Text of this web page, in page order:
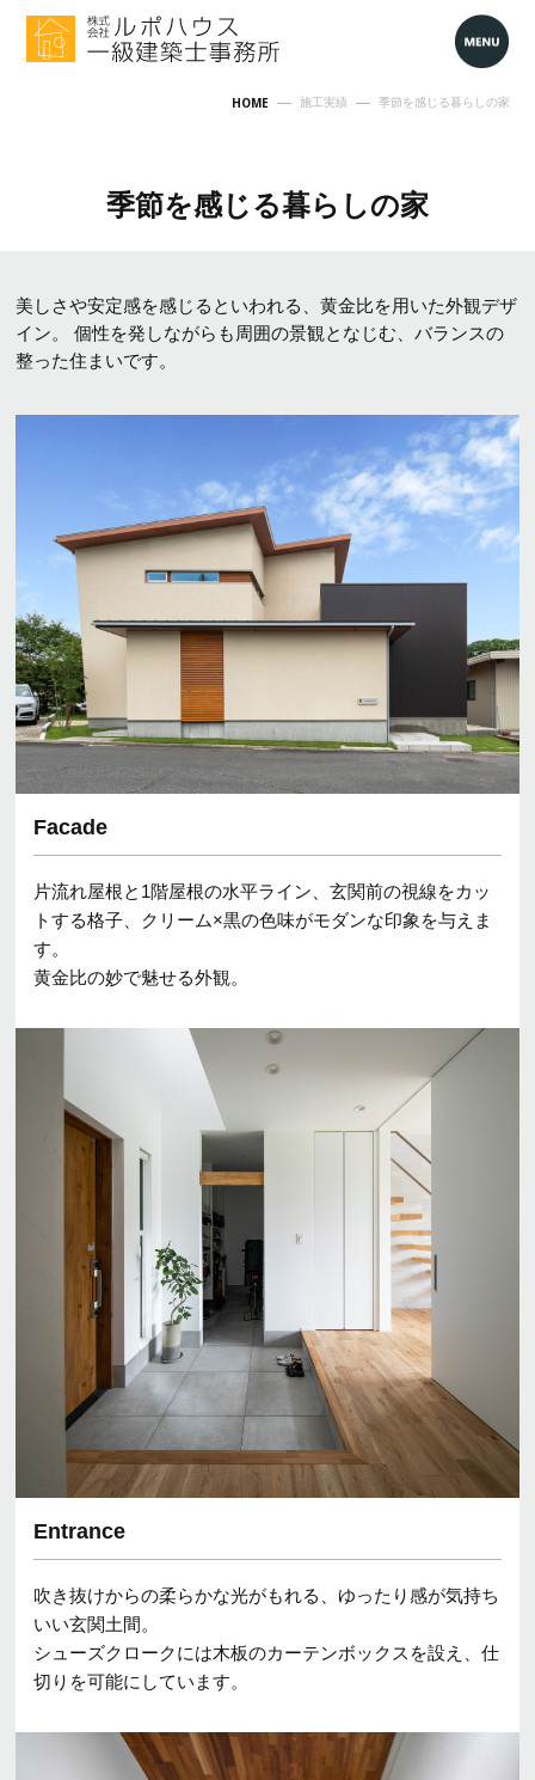
HOME 施工実績 季節を感じる暮らしの家
季節を感じる暮らしの家
美しさや安定感を感じるといわれる、黄金比を用いた外観デザ
イン。 個性を発しながらも周囲の景観となじむ、バランスの
整った住まいです。
Facade
片流れ屋根と1階屋根の水平ライン、玄関前の視線をカッ
トする格子、クリーム×黒の色味がモダンな印象を与えま
す。
黄金比の妙で魅せる外観。
Entrance
吹き抜けからの柔らかな光がもれる、ゆったり感が気持ち
いい玄関土間。
シューズクロークには木板のカーテンボックスを設え、仕
切りを可能にしています。